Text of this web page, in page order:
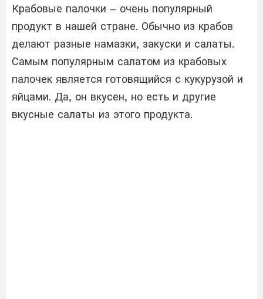
Крабовые палочки – очень популярный
продукт в нашей стране. Обычно из крабов
делают разные намазки, закуски и салаты.
Самым популярным салатом из крабовых
палочек является готовящийся с кукурузой и
яйцами. Да, он вкусен, но есть и другие
вкусные салаты из этого продукта.